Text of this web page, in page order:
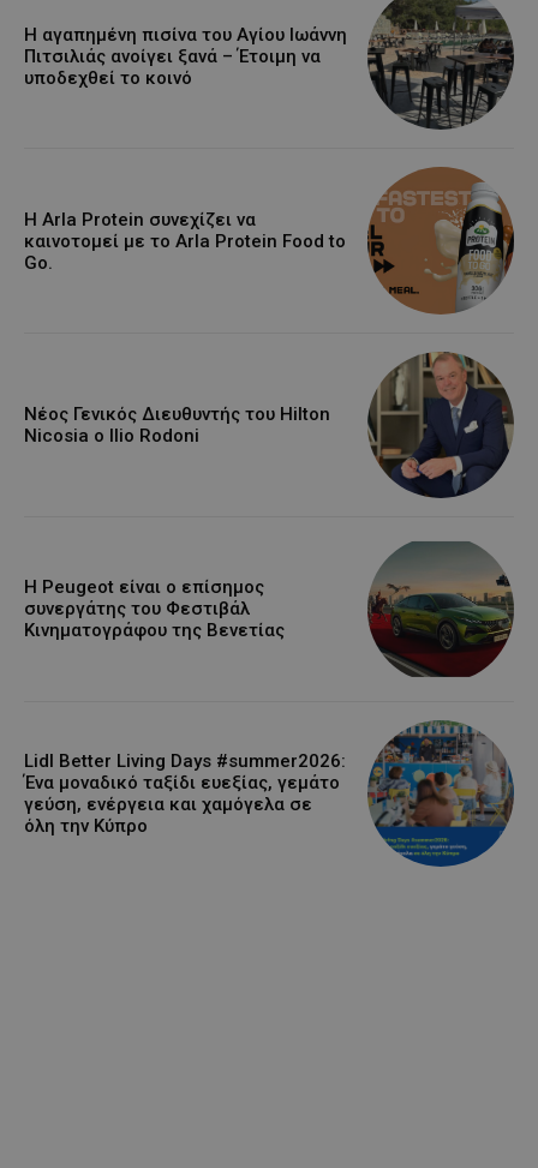
Η αγαπημένη πισίνα του Αγίου Ιωάννη
Πιτσιλιάς ανοίγει ξανά – Έτοιμη να
υποδεχθεί το κοινό
Η Arla Protein συνεχίζει να
καινοτομεί με το Arla Protein Food to
Go.
Νέος Γενικός Διευθυντής του Hilton
Nicosia ο Ilio Rodoni
Η Peugeot είναι ο επίσημος
συνεργάτης του Φεστιβάλ
Κινηματογράφου της Βενετίας
Lidl Better Living Days #summer2026:
Ένα μοναδικό ταξίδι ευεξίας, γεμάτο
γεύση, ενέργεια και χαμόγελα σε
όλη την Κύπρο